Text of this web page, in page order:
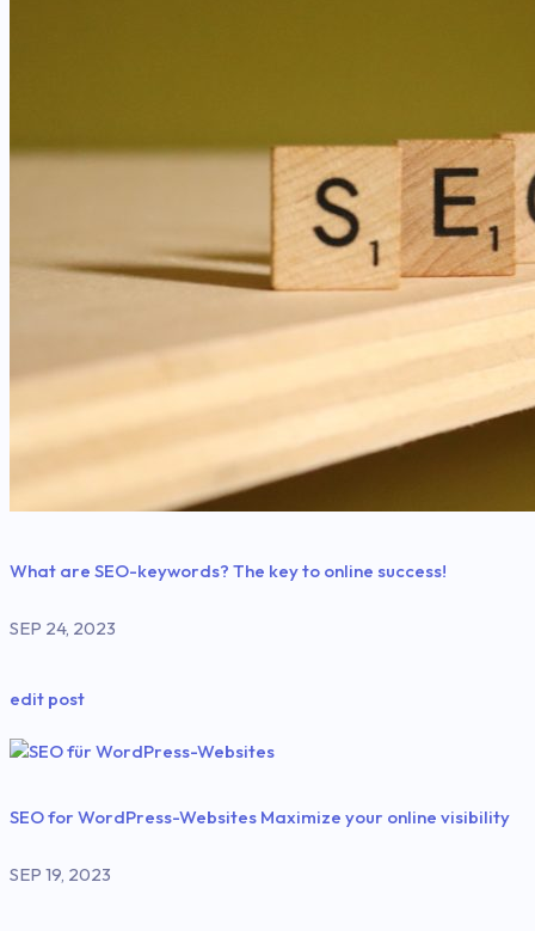
What are SEO-keywords? The key to online success!
SEP 24, 2023
edit post
SEO for WordPress-Websites Maximize your online visibility
SEP 19, 2023